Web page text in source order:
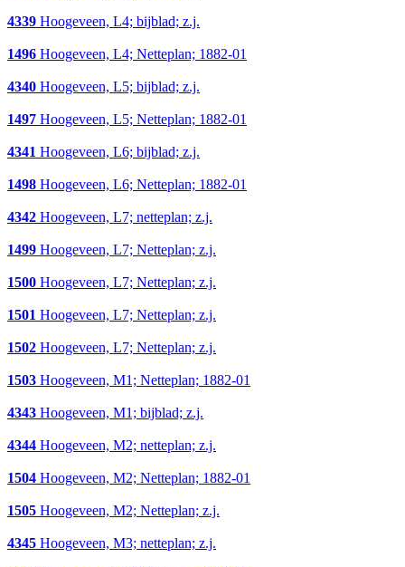
4339 Hoogeveen, L4; bijblad; z.j.
1496 Hoogeveen, L4; Netteplan; 1882-01
4340 Hoogeveen, L5; bijblad; z.j.
1497 Hoogeveen, L5; Netteplan; 1882-01
4341 Hoogeveen, L6; bijblad; z.j.
1498 Hoogeveen, L6; Netteplan; 1882-01
4342 Hoogeveen, L7; netteplan; z.j.
1499 Hoogeveen, L7; Netteplan; z.j.
1500 Hoogeveen, L7; Netteplan; z.j.
1501 Hoogeveen, L7; Netteplan; z.j.
1502 Hoogeveen, L7; Netteplan; z.j.
1503 Hoogeveen, M1; Netteplan; 1882-01
4343 Hoogeveen, M1; bijblad; z.j.
4344 Hoogeveen, M2; netteplan; z.j.
1504 Hoogeveen, M2; Netteplan; 1882-01
1505 Hoogeveen, M2; Netteplan; z.j.
4345 Hoogeveen, M3; netteplan; z.j.